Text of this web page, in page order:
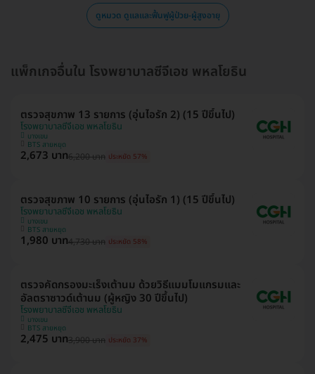
ดูหมวด ดูแลและฟื้นฟูผู้ป่วย-ผู้สูงอายุ
แพ็กเกจอื่นใน โรงพยาบาลซีจีเอช พหลโยธิน
ตรวจสุขภาพ 13 รายการ (อุ่นไอรัก 2) (15 ปีขึ้นไป)
โรงพยาบาลซีจีเอช พหลโยธิน
บางเขน
BTS สายหยุด
2,673 บาท6,200 บาท ประหยัด 57%
ตรวจสุขภาพ 10 รายการ (อุ่นไอรัก 1) (15 ปีขึ้นไป)
โรงพยาบาลซีจีเอช พหลโยธิน
บางเขน
BTS สายหยุด
1,980 บาท4,730 บาท ประหยัด 58%
ตรวจคัดกรองมะเร็งเต้านม ด้วยวิธีแมมโมแกรมและ
อัลตราซาวด์เต้านม (ผู้หญิง 30 ปีขึ้นไป)
โรงพยาบาลซีจีเอช พหลโยธิน
บางเขน
BTS สายหยุด
2,475 บาท3,900 บาท ประหยัด 37%